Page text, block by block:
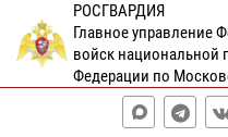
РОСГВАРДИЯ
Главное управление
войск национальной
Федерации по